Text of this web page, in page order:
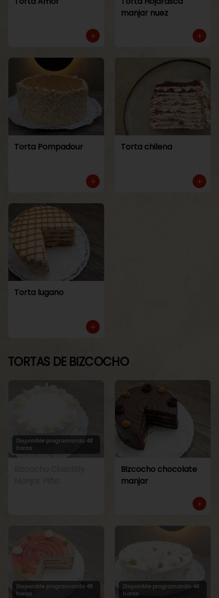
manjar nuez
Torta Pompadour Torta chilena
Torta lugano
TORTAS DE BIZCOCHO
Disponible programando 48
horas
Bizcocho chocolate
manjar
Disponible programando 48
horas
Disponible programando 48
horas